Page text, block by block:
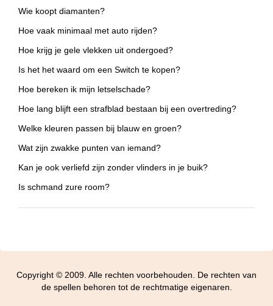
Wie koopt diamanten?
Hoe vaak minimaal met auto rijden?
Hoe krijg je gele vlekken uit ondergoed?
Is het het waard om een Switch te kopen?
Hoe bereken ik mijn letselschade?
Hoe lang blijft een strafblad bestaan bij een overtreding?
Welke kleuren passen bij blauw en groen?
Wat zijn zwakke punten van iemand?
Kan je ook verliefd zijn zonder vlinders in je buik?
Is schmand zure room?
Copyright © 2009. Alle rechten voorbehouden. De rechten van
de spellen behoren tot de rechtmatige eigenaren.